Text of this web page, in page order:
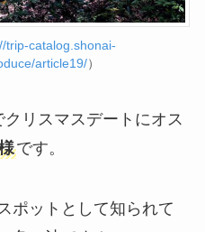
trip-catalog.shonai-
article19/）
リスマスデートにオス
です。
ポットとして知られて